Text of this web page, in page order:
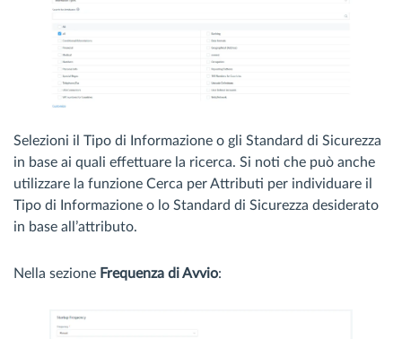
Selezioni il Tipo di Informazione o gli Standard di Sicurezza
in base ai quali effettuare la ricerca. Si noti che può anche
utilizzare la funzione Cerca per Attributi per individuare il
Tipo di Informazione o lo Standard di Sicurezza desiderato
in base all’attributo.
Nella sezione Frequenza di Avvio: